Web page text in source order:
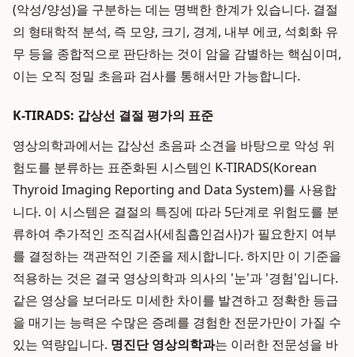
(악성/양성)을 구분하는 데는 명백한 한계가 있습니다. 결절
의 형태학적 분석, 즉 모양, 크기, 경계, 내부 에코, 석회화 유
무 등을 종합적으로 판단하는 것이 암을 감별하는 핵심이며,
이는 오직 정밀 초음파 검사를 통해서만 가능합니다.
K-TIRADS: 갑상선 결절 평가의 표준
영상의학과에서는 갑상선 초음파 소견을 바탕으로 악성 위
험도를 분류하는 표준화된 시스템인 K-TIRADS(Korean
Thyroid Imaging Reporting and Data System)를 사용합
니다. 이 시스템은 결절의 특징에 따라 5단계로 위험도를 분
류하여 추가적인 조직검사(세침흡인검사)가 필요한지 여부
를 결정하는 객관적인 기준을 제시합니다. 하지만 이 기준을
적용하는 것은 결국 영상의학과 의사의 '눈'과 '경험'입니다.
같은 영상을 보더라도 미세한 차이를 발견하고 정확한 등급
을 매기는 능력은 수많은 증례를 경험한 전문가만이 가질 수
있는 역량입니다. 명진단 영상의학과는 이러한 전문성을 바